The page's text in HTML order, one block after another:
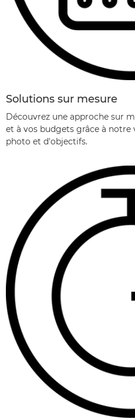
Solutions sur mesure
Découvrez une approche sur
et à vos budgets grâce à
photo et d'objectifs.